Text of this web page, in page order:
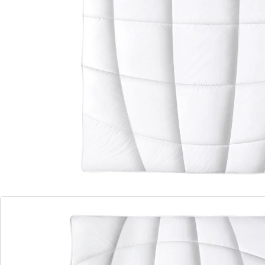
in 3 Größen erhältlich
Wunderbar geschmeidiges Steppbett, dessen Füllung
aus einer hochbauschigen und sehr softigen Hohlfaser
besteht. Zusätzlich kann der Bezug aus
Baumwolle/TENCEL® entstehende Feuchtigkeit
schnellstmöglich nach außen ableiten. Hier können Sie
ein Schlafgefühl der Extraklasse erleben!
Hinweise & Hersteller